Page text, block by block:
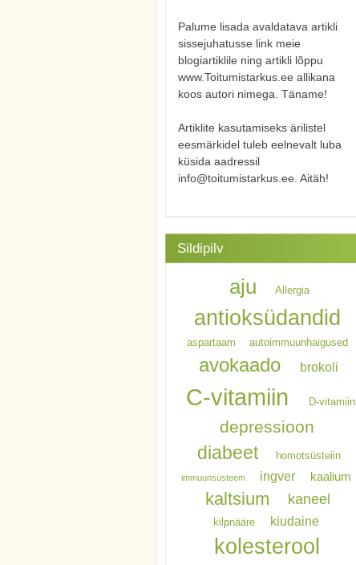
Palume lisada avaldatava artikli
sissejuhatusse link meie
blogiartiklile ning artikli lõppu
www.Toitumistarkus.ee allikana
koos autori nimega. Täname!
Artiklite kasutamiseks ärilistel
eesmärkidel tuleb eelnevalt luba
küsida aadressil
info@toitumistarkus.ee. Aitäh!
Sildipilv
aju Allergia
antioksüdandid
aspartaam autoimmuunhaigused
avokaado brokoli
C-vitamiin D-vitamiin
depressioon
diabeet homotsüsteiin
immuunsüsteem ingver kaalium
kaltsium kaneel
kilpnääre kiudaine
kolesterool